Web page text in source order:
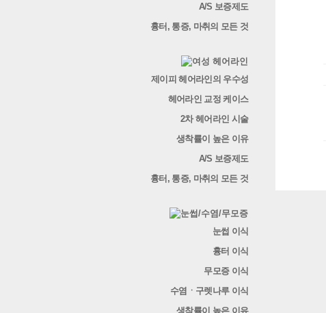
A/S 보증제도
흉터, 통증, 마취의 모든 것
제이피 헤어라인의 우수성
헤어라인 교정 케이스
2차 헤어라인 시술
생착률이 높은 이유
A/S 보증제도
흉터, 통증, 마취의 모든 것
눈썹 이식
흉터 이식
무모증 이식
수염ㆍ구렛나루 이식
생착률이 높은 이유